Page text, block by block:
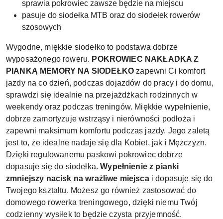
sprawia pokrowiec zawsze będzie na miejscu
pasuje do siodełka MTB oraz do siodełek rowerów
szosowych
Wygodne, miękkie siodełko to podstawa dobrze
wyposażonego roweru. POKROWIEC NAKŁADKA Z
PIANKĄ MEMORY NA SIODEŁKO zapewni Ci komfort
jazdy na co dzień, podczas dojazdów do pracy i do domu,
sprawdzi się idealnie na przejażdżkach rodzinnych w
weekendy oraz podczas treningów. Miękkie wypełnienie,
dobrze zamortyzuje wstrząsy i nierówności podłoża i
zapewni maksimum komfortu podczas jazdy. Jego zaletą
jest to, że idealne nadaje się dla Kobiet, jak i Mężczyzn.
Dzięki regulowanemu paskowi pokrowiec dobrze
dopasuje się do siodełka. Wypełnienie z pianki
zmniejszy nacisk na wrażliwe miejsca i dopasuje się do
Twojego kształtu. Możesz go również zastosować do
domowego rowerka treningowego, dzięki niemu Twój
codzienny wysiłek to będzie czysta przyjemność.